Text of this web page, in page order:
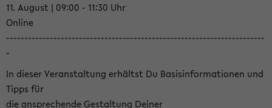
11. August | 09:00 - 11:30 Uhr
Online
-----------------------------------------------------------------------
-
In dieser Veranstaltung erhältst Du Basisinformationen und
Tipps für
die ansprechende Gestaltung Deiner